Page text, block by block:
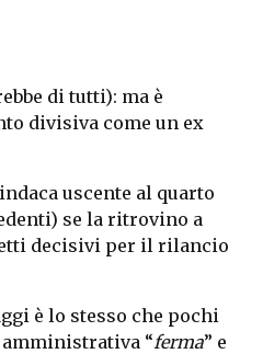
di tutti): ma è
divisiva come un ex
uscente al quarto
se la ritrovino a
decisivi per il rilancio
è lo stesso che pochi
“ferma” e